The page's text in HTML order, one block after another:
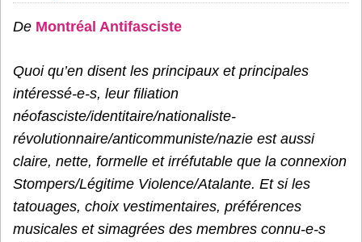
De Montréal Antifasciste
Quoi qu’en disent les principaux et principales
intéressé-e-s, leur filiation
néofasciste/identitaire/nationaliste-
révolutionnaire/anticommuniste/nazie est aussi
claire, nette, formelle et irréfutable que la connexion
Stompers/Légitime Violence/Atalante. Et si les
tatouages, choix vestimentaires, préférences
musicales et simagrées des membres connu-e-s